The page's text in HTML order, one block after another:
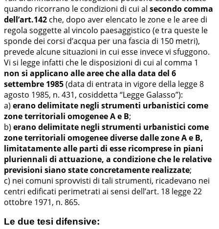
quando ricorrano le condizioni di cui al secondo comma
dell’art.142 che, dopo aver elencato le zone e le aree di
regola soggette al vincolo paesaggistico (e tra queste le
sponde dei corsi d’acqua per una fascia di 150 metri),
prevede alcune situazioni in cui esse invece vi sfuggono.
Vi si legge infatti che le disposizioni di cui al comma 1
non si applicano alle aree che alla data del 6
settembre 1985(data di entrata in vigore della legge 8
agosto 1985, n. 431, cosiddetta “Legge Galasso”):
a) erano delimitate negli strumenti urbanistici come
zone territoriali omogenee A e B;
b) erano delimitate negli strumenti urbanistici come
zone territoriali omogenee diverse dalle zone A e B,
limitatamente alle parti di esse ricomprese in piani
pluriennali di attuazione, a condizione che le relative
previsioni siano state concretamente realizzate;
c) nei comuni sprovvisti di tali strumenti, ricadevano nei
centri edificati perimetrati ai sensi dell’art. 18 legge 22
ottobre 1971, n. 865.
Le due tesi difensive: